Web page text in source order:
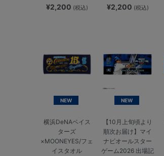
¥2,200 (税込) ¥2,200 (税込)
NEW
横浜DeNAベイス
ターズ
×MOONEYES/フェ
イスタオル
NEW
【10月上旬頃より
順次お届け】マイ
ナビオールスター
ゲーム2026 出場記